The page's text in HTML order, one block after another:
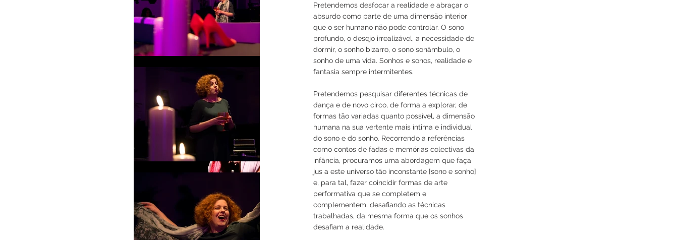
Pretendemos desfocar a realidade e abraçar o
absurdo como parte de uma dimensão interior
que o ser humano não pode controlar. O sono
profundo, o desejo irrealizável, a necessidade de
dormir, o sonho bizarro, o sono sonâmbulo, o
sonho de uma vida. Sonhos e sonos, realidade e
fantasia sempre intermitentes.
Pretendemos pesquisar diferentes técnicas de
dança e de novo circo, de forma a explorar, de
formas tão variadas quanto possível, a dimensão
humana na sua vertente mais íntima e individual
do sono e do sonho. Recorrendo a referências
como contos de fadas e memórias colectivas da
infância, procuramos uma abordagem que faça
jus a este universo tão inconstante [sono e sonho]
e, para tal, fazer coincidir formas de arte
performativa que se completem e
complementem, desafiando as técnicas
trabalhadas, da mesma forma que os sonhos
desafiam a realidade.